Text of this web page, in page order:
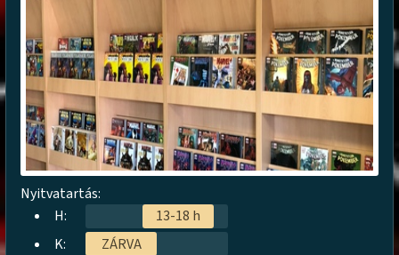
Nyitvatartás:
H:
13-18 h
K:
ZÁRVA